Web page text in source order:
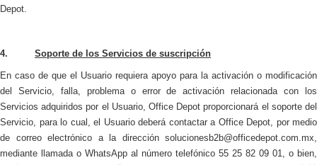
Depot.
4. Soporte de los Servicios de suscripción
En caso de que el Usuario requiera apoyo para la activación o modificación
del Servicio, falla, problema o error de activación relacionada con los
Servicios adquiridos por el Usuario, Office Depot proporcionará el soporte del
Servicio, para lo cual, el Usuario deberá contactar a Office Depot, por medio
de correo electrónico a la dirección solucionesb2b@officedepot.com.mx
mediante llamada o WhatsApp al número telefónico 55 25 82 09 01, o bien,